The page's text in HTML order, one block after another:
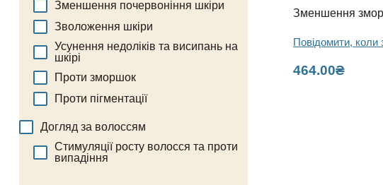
464.00₴
Зменшення
Повідомити, коли
Зменшення почервоніння шкіри
Зволоження шкіри
Усунення недоліків та висипань на
шкірі
Проти зморшок
Проти пігментації
Догляд за волоссям
Стимуляції росту волосся та проти
випадіння